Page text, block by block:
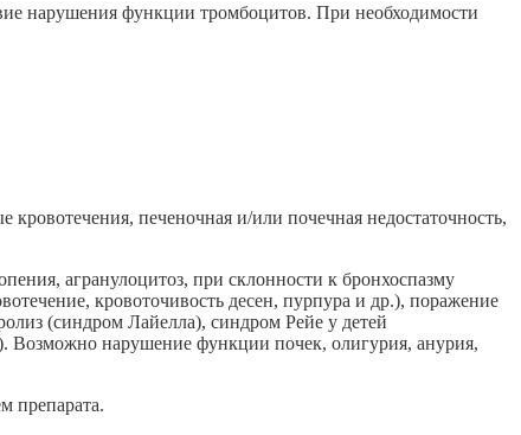
нарушения функции тромбоцитов. При необходимости
печеночная и/или почечная недостаточность,
агранулоцитоз, при склонности к бронхоспазму
кровоточивость десен, пурпура и др.), поражение
(синдром Лайелла), синдром Рейе у детей
Возможно нарушение функции почек, олигурия, анурия,
препарата.